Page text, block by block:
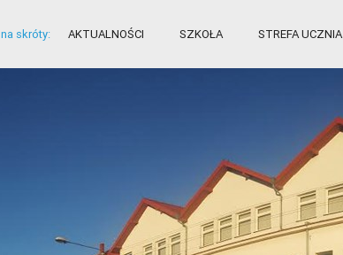
na skróty: AKTUALNOŚCI SZKOŁA STREFA UCZNIA